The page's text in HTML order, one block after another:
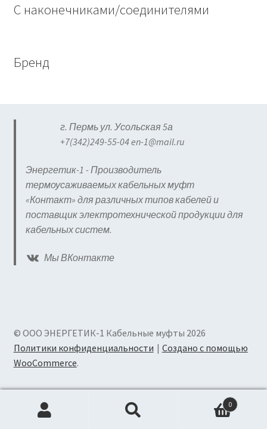
С наконечниками/соединителями
Бренд
г. Пермь ул. Усольская 5а
+7(342)249-55-04 en-1@mail.ru
Энергетик-1 - Производитель
термоусаживаемых кабельных муфт
«Контакт» для различных типов кабелей и
поставщик электротехнической продукции для
кабельных систем.
Мы ВКонтакте
© ООО ЭНЕРГЕТИК-1 Кабельные муфты 2026
Политики конфиденциальности
Создано с помощью
WooCommerce.
0